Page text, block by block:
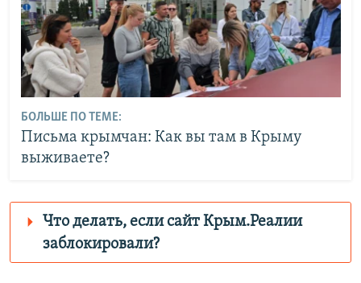
БОЛЬШЕ ПО ТЕМЕ:
Письма крымчан: Как вы там в Крыму
выживаете?
Что делать, если сайт Крым.Реалии
заблокировали?